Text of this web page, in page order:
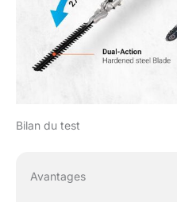
Bilan du test
Avantages